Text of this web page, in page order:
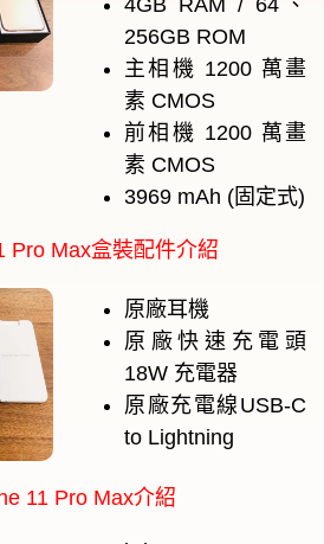
4GB RAM / 64、
256GB ROM
主相機 1200 萬畫
素 CMOS
前相機 1200 萬畫
素 CMOS
3969 mAh (固定式)
Pro Max盒裝配件介紹
原廠耳機
原廠快速充電頭
18W 充電器
原廠充電線USB-C
to Lightning
11 Pro Max介紹